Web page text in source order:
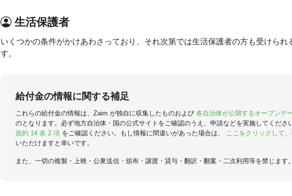
生活保護者
いくつかの条件がかけあわさっており、それ次第では生活保護者の方も受けられ
す。
給付金の情報に関する補足
これらの給付金の情報は、Zaim が独自に収集したものおよび 各自治体が公開するオープンデ
のとなります。必ず地方自治体・国の公式サイトをご確認のうえ、申請などを実施してくださ
規約 14 条 2 項 をご確認ください。もし情報に間違いがあった場合は、 ここをクリックして
いただけますと幸いです。
また、一切の複製・上映・公衆送信・頒布・譲渡・貸与・翻訳・翻案・二次利用等を禁じます。